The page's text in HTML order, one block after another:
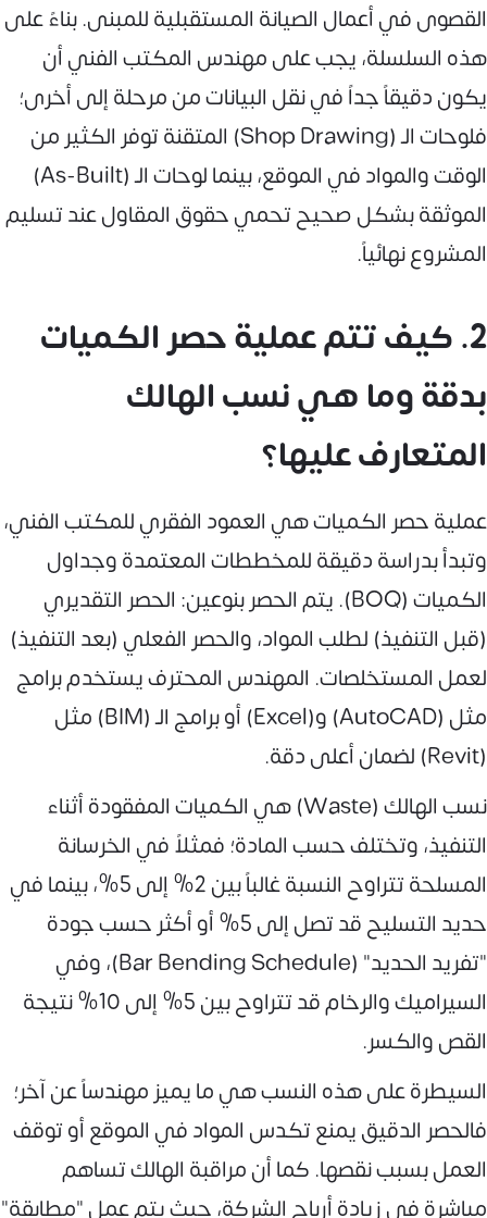
القصوى في أعمال الصيانة المستقبلية للمبنى. بناءً على
هذه السلسلة، يجب على مهندس المكتب الفني أن
يكون دقيقاً جداً في نقل البيانات من مرحلة إلى أخرى؛
فلوحات الـ (Shop Drawing) المتقنة توفر الكثير من
الوقت والمواد في الموقع، بينما لوحات الـ (As-Built)
الموثقة بشكل صحيح تحمي حقوق المقاول عند تسليم
المشروع نهائياً.
2. كيف تتم عملية حصر الكميات
بدقة وما هي نسب الهالك
المتعارف عليها؟
عملية حصر الكميات هي العمود الفقري للمكتب الفني،
وتبدأ بدراسة دقيقة للمخططات المعتمدة وجداول
الكميات (BOQ). يتم الحصر بنوعين: الحصر التقديري
(قبل التنفيذ) لطلب المواد، والحصر الفعلي (بعد التنفيذ)
لعمل المستخلصات. المهندس المحترف يستخدم برامج
مثل (AutoCAD) و(Excel) أو برامج الـ (BIM) مثل
(Revit) لضمان أعلى دقة.
نسب الهالك (Waste) هي الكميات المفقودة أثناء
التنفيذ، وتختلف حسب المادة؛ فمثلاً في الخرسانة
المسلحة تتراوح النسبة غالباً بين 2% إلى 5%، بينما في
حديد التسليح قد تصل إلى 5% أو أكثر حسب جودة
"تفريد الحديد" (Bar Bending Schedule)، وفي
السيراميك والرخام قد تتراوح بين 5% إلى 10% نتيجة
القص والكسر.
السيطرة على هذه النسب هي ما يميز مهندساً عن آخر؛
فالحصر الدقيق يمنع تكدس المواد في الموقع أو توقف
العمل بسبب نقصها. كما أن مراقبة الهالك تساهم
مباشرة في زيادة أرباح الشركة، حيث يتم عمل "مطابقة"